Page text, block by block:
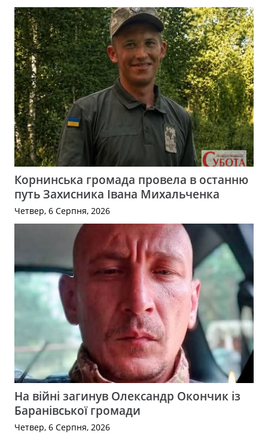
Корнинська громада провела в останню
путь Захисника Івана Михальченка
Четвер, 6 Серпня, 2026
На війні загинув Олександр Окончик із
Баранівської громади
Четвер, 6 Серпня, 2026